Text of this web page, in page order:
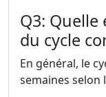
Q3:
du cycle
En général, le
semaines selon